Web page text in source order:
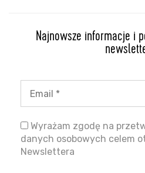
Najnowsze informacje i
Wyrażam zgodę na
danych osobowych celem
Newslettera